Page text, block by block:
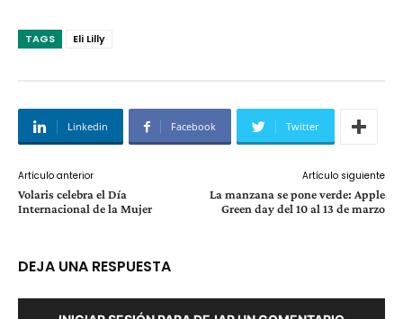
TAGS Eli Lilly
Linkedin Facebook Twitter
Artículo anterior
Volaris celebra el Día
Internacional de la Mujer
Artículo siguiente
La manzana se pone verde: Apple
Green day del 10 al 13 de marzo
DEJA UNA RESPUESTA